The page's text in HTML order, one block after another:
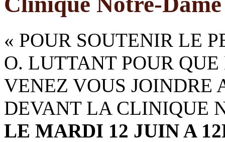
« POUR SOUTENIR LE
O. LUTTANT POUR
VENEZ VOUS JOINDRE
DEVANT LA CLINIQUE
LE MARDI 12 JUIN A